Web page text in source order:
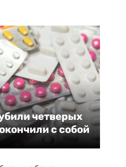
четверых
с собой